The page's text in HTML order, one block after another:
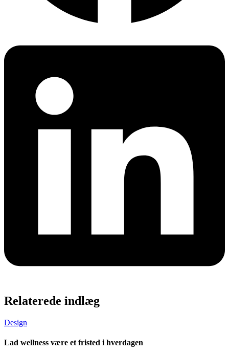
Relaterede indlæg
Design
Lad wellness være et fristed i hverdagen